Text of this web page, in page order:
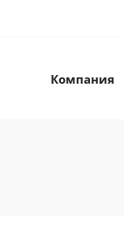
Компания